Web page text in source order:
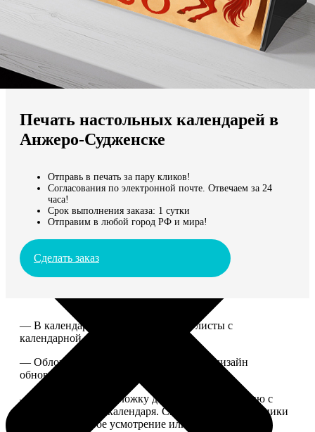
Мы доставляем по всему миру
Продолжить без города
Печать настольных календарей в
Анжеро-Судженске
Отправь в печать за пару кликов!
Согласования по электронной почте. Отвечаем за 24
часа!
Срок выполнения заказа: 1 сутки
Отправим в любой город РФ и мира!
Сделать заказ
— В календаре 13 листов: обложка+листы с
календарной сеткой.
— Обложка для календаря стандартная, дизайн
обновляем каждый год.
— В кружочек на обложку добавляем фотографию с
одной из страниц календаря. Снимок наши сотрудники
выбирают на свое усмотрение или пишите в